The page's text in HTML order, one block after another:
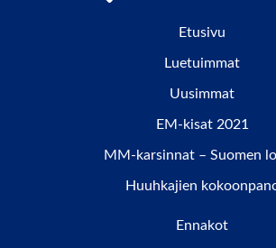
Etusivu
Luetuimmat
Uusimmat
EM-kisat 2021
MM-karsinnat – Suomen
Huuhkajien
Ennakot